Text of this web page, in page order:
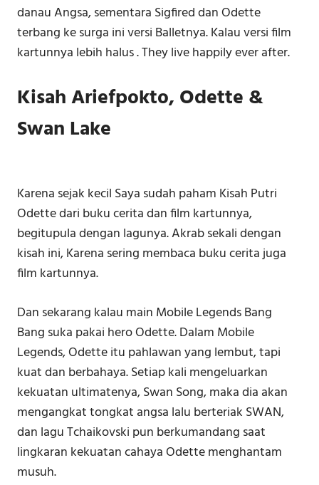
danau Angsa, sementara Sigfired dan Odette
terbang ke surga ini versi Balletnya. Kalau versi film
kartunnya lebih halus . They live happily ever after.
Kisah Ariefpokto, Odette &
Swan Lake
⁣⁣⁣Karena sejak kecil Saya sudah paham Kisah Putri
Odette dari buku cerita dan film kartunnya,
begitupula dengan lagunya. Akrab sekali dengan
kisah ini, Karena sering membaca buku cerita juga
film kartunnya.
Dan sekarang kalau main Mobile Legends Bang
Bang suka pakai hero Odette.⁣⁣⁣ Dalam Mobile
Legends, ⁣Odette itu pahlawan yang lembut, tapi
kuat dan berbahaya. ⁣⁣⁣Setiap kali mengeluarkan
kekuatan ultimatenya, Swan Song, maka dia akan
mengangkat tongkat angsa lalu berteriak SWAN,
dan lagu Tchaikovski pun berkumandang saat
lingkaran kekuatan cahaya Odette menghantam
musuh.